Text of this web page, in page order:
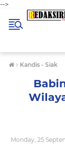
-->
› Kandis - Siak
Monday, 25